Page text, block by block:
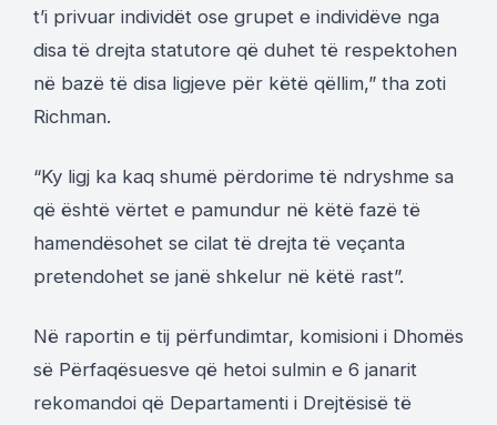
t’i privuar individët ose grupet e individëve nga
disa të drejta statutore që duhet të respektohen
në bazë të disa ligjeve për këtë qëllim,” tha zoti
Richman.
“Ky ligj ka kaq shumë përdorime të ndryshme sa
që është vërtet e pamundur në këtë fazë të
hamendësohet se cilat të drejta të veçanta
pretendohet se janë shkelur në këtë rast”.
Në raportin e tij përfundimtar, komisioni i Dhomës
së Përfaqësuesve që hetoi sulmin e 6 janarit
rekomandoi që Departamenti i Drejtësisë të